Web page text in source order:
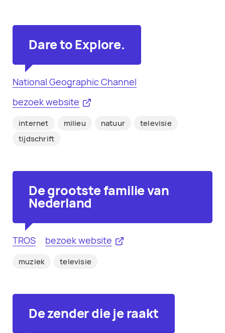
Dare to Explore.
National Geographic Channel
bezoek website
internet milieu natuur
televisie
tijdschrift
De grootste familie van
Nederland
TROS bezoek website
muziek televisie
De zender die je raakt